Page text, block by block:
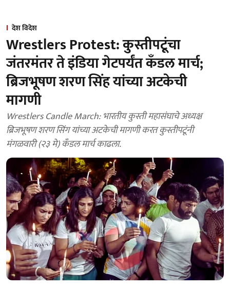
देश विदेश
Wrestlers Protest: कुस्तीपटूंचा
जंतरमंतर ते इंडिया गेटपर्यंत कँडल मार्च;
ब्रिजभूषण शरण सिंह यांच्या अटकेची
मागणी
Wrestlers Candle March: भारतीय कुस्ती महासंघाचे अध्यक्ष
ब्रिजभूषण शरण सिंग यांच्या अटकेची मागणी करत कुस्तीपटूंनी
मंगळवारी (२३ मे) कँडल मार्च काढला.